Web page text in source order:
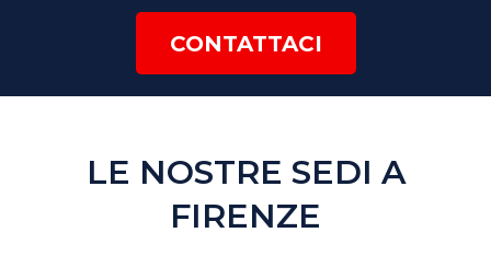
CONTATTACI
LE NOSTRE SEDI A
FIRENZE